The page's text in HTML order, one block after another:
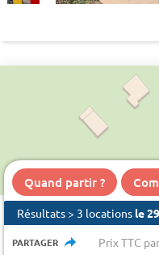
Quand partir ?
Résultats > 3 locations le
PARTAGER Prix TTC